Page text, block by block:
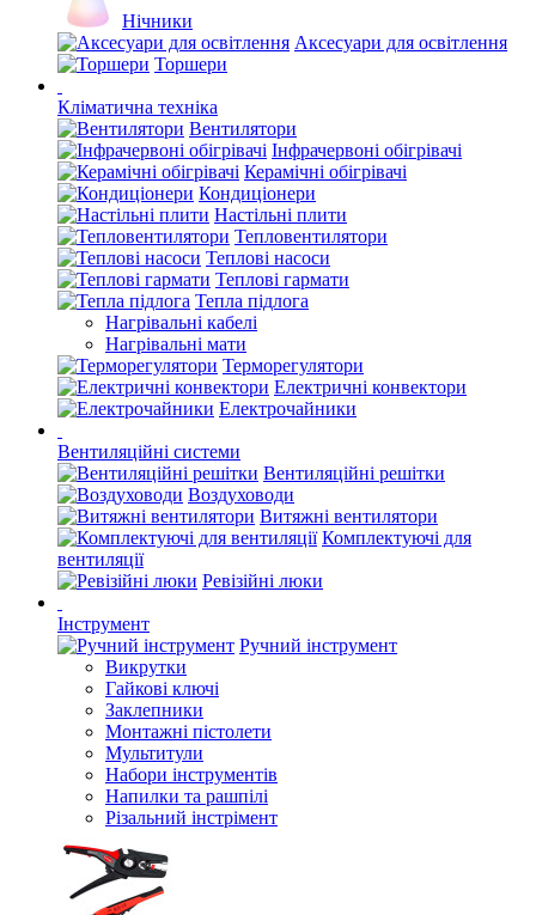
Нічники
Аксесуари для освітлення
Торшери
Кліматична техніка
Вентилятори
Інфрачервоні обігрівачі
Керамічні обігрівачі
Кондиціонери
Настільні плити
Тепловентилятори
Теплові насоси
Теплові гармати
Тепла підлога
Нагрівальні кабелі
Нагрівальні мати
Терморегулятори
Електричні конвектори
Електрочайники
Вентиляційні системи
Вентиляційні решітки
Воздуховоди
Витяжні вентилятори
Комплектуючі для
вентиляції
Ревізійні люки
Інструмент
Ручний інструмент
Викрутки
Гайкові ключі
Заклепники
Монтажні пістолети
Мультитули
Набори інструментів
Напилки та рашпілі
Різальний інстрімент